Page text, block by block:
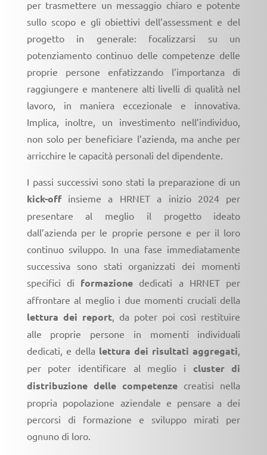
per trasmettere un messaggio chiaro e potente
sullo scopo e gli obiettivi dell’assessment e del
progetto in generale: focalizzarsi su un
potenziamento continuo delle competenze delle
proprie persone enfatizzando l’importanza di
raggiungere e mantenere alti livelli di qualità nel
lavoro, in maniera eccezionale e innovativa.
Implica, inoltre, un investimento nell’individuo,
non solo per beneficiare l’azienda, ma anche per
arricchire le capacità personali del dipendente.
I passi successivi sono stati la preparazione di un
kick-offinsieme a HRNET a inizio 2024 per
presentare al meglio il progetto ideato
dall’azienda per le proprie persone e per il loro
continuo sviluppo. In una fase immediatamente
successiva sono stati organizzati dei momenti
specifici di formazione dedicati a HRNET per
affrontare al meglio i due momenti cruciali della
lettura dei report, da poter poi così restituire
alle proprie persone in momenti individuali
dedicati, e della lettura dei risultati aggregati
per poter identificare al meglio i cluster di
distribuzione delle competenze creatisi nella
propria popolazione aziendale e pensare a dei
percorsi di formazione e sviluppo mirati per
ognuno di loro.